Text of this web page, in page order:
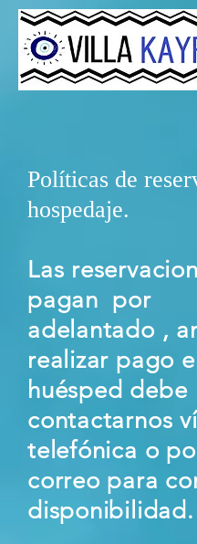
Políticas de
hospedaje.
Las
pagan por
adelantado ,
realizar pago el
huésped debe
contactarnos
telefónica o
correo para
disponibilidad.